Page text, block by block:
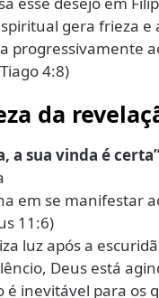
gera frieza
progressivamente
4:8)
da
a sua vinda é
em se manifestar
11:6)
luz após a
Deus está
é inevitável para os